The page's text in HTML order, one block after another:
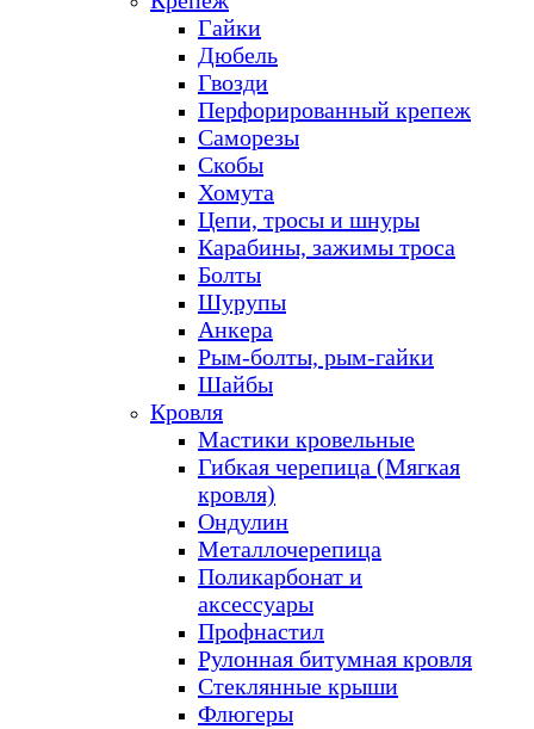
Гайки
Дюбель
Гвозди
Перфорированный крепеж
Саморезы
Скобы
Хомута
Цепи, тросы и шнуры
Карабины, зажимы троса
Болты
Шурупы
Анкера
Рым-болты, рым-гайки
Шайбы
Кровля
Мастики кровельные
Гибкая черепица (Мягкая
кровля)
Ондулин
Металлочерепица
Поликарбонат и
аксессуары
Профнастил
Рулонная битумная кровля
Стеклянные крыши
Флюгеры